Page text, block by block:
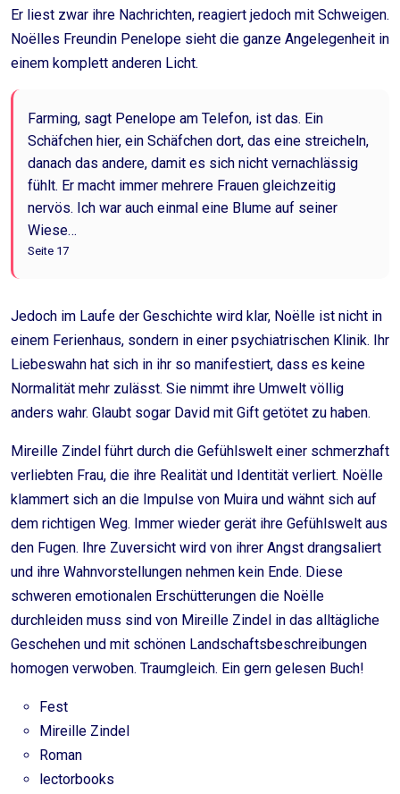
Er liest zwar ihre Nachrichten, reagiert jedoch mit Schweigen.
Noëlles Freundin Penelope sieht die ganze Angelegenheit in
einem komplett anderen Licht.
Farming, sagt Penelope am Telefon, ist das. Ein
Schäfchen hier, ein Schäfchen dort, das eine streicheln,
danach das andere, damit es sich nicht vernachlässig
fühlt. Er macht immer mehrere Frauen gleichzeitig
nervös. Ich war auch einmal eine Blume auf seiner
Wiese…
Seite 17
Jedoch im Laufe der Geschichte wird klar, Noëlle ist nicht in
einem Ferienhaus, sondern in einer psychiatrischen Klinik. Ihr
Liebeswahn hat sich in ihr so manifestiert, dass es keine
Normalität mehr zulässt. Sie nimmt ihre Umwelt völlig
anders wahr. Glaubt sogar David mit Gift getötet zu haben.
Mireille Zindel führt durch die Gefühlswelt einer schmerzhaft
verliebten Frau, die ihre Realität und Identität verliert. Noëlle
klammert sich an die Impulse von Muira und wähnt sich auf
dem richtigen Weg. Immer wieder gerät ihre Gefühlswelt aus
den Fugen. Ihre Zuversicht wird von ihrer Angst drangsaliert
und ihre Wahnvorstellungen nehmen kein Ende. Diese
schweren emotionalen Erschütterungen die Noëlle
durchleiden muss sind von Mireille Zindel in das alltägliche
Geschehen und mit schönen Landschaftsbeschreibungen
homogen verwoben. Traumgleich. Ein gern gelesen Buch!
Fest
Mireille Zindel
Roman
lectorbooks